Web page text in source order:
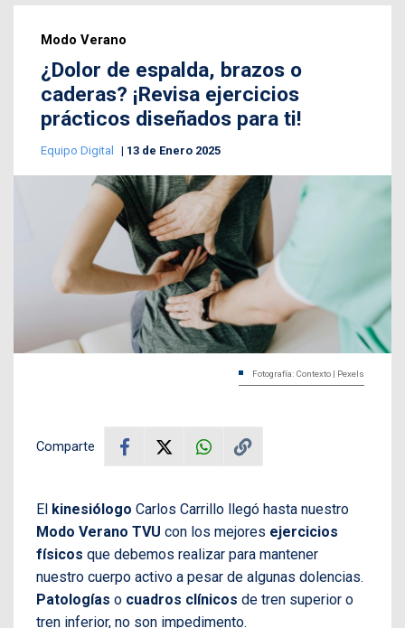
Modo Verano
¿Dolor de espalda, brazos o
caderas? ¡Revisa ejercicios
prácticos diseñados para ti!
Equipo Digital 13 de Enero 2025
Fotografía: Contexto | Pexels
Comparte
El kinesiólogo Carlos Carrillo llegó hasta nuestro
Modo Verano TVU con los mejores ejercicios
físicos que debemos realizar para mantener
nuestro cuerpo activo a pesar de algunas dolencias.
Patologías o cuadros clínicos de tren superior o
tren inferior, no son impedimento.